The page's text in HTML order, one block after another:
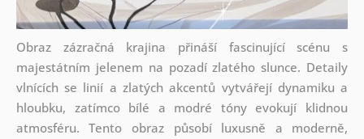
Obraz zázračná krajina přináší fascinující scénu s
majestátním jelenem na pozadí zlatého slunce. Detaily
vlnících se linií a zlatých akcentů vytvářejí dynamiku a
hloubku, zatímco bílé a modré tóny evokují klidnou
atmosféru. Tento obraz působí luxusně a moderně,